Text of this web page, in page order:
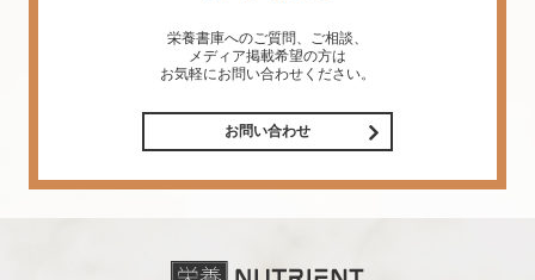
栄養書庫へのご質問、ご相談、
メディア掲載希望の方は
お気軽にお問い合わせください。
お問い合わせ